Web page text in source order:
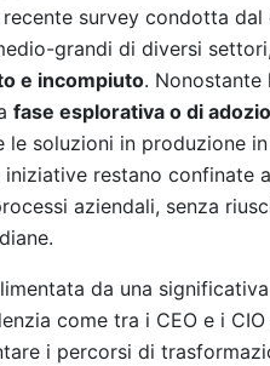
survey condotta
grandi di diversi
e incompiuto. Nonostante
fase esplorativa o di
soluzioni in produzione
restano confinate a
aziendali, senza
da una
come tra i CEO e i
i percorsi di